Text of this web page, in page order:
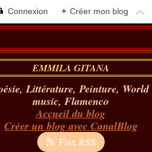
Connexion + Créer mon blog
EMMILA GITANA
Littérature, Peinture, World
music, Flamenco
Accueil du blog
Créer un blog avec CanalBlog
Flux RSS